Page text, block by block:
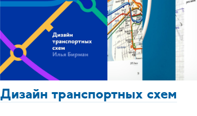
Дизайн транспортных схем